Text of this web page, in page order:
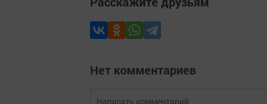
Нет комментариев